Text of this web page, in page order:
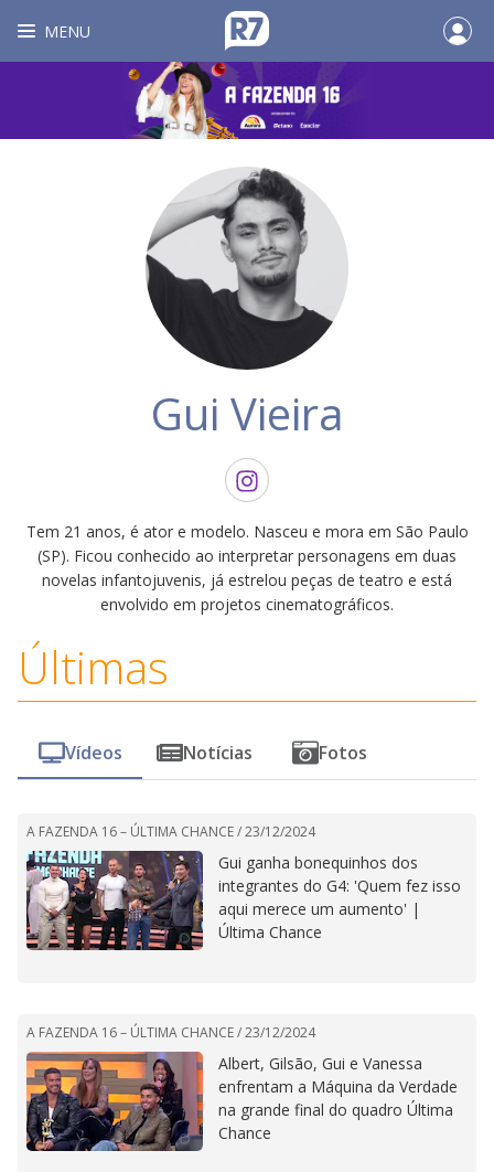
MENU
Gui Vieira
Tem 21 anos, é ator e modelo. Nasceu e mora em São Paulo
(SP). Ficou conhecido ao interpretar personagens em duas
novelas infantojuvenis, já estrelou peças de teatro e está
envolvido em projetos cinematográficos.
Últimas
Vídeos Notícias Fotos
A FAZENDA 16 – ÚLTIMA CHANCE /23/12/2024
Gui ganha bonequinhos dos
integrantes do G4: 'Quem fez isso
aqui merece um aumento' |
Última Chance
A FAZENDA 16 – ÚLTIMA CHANCE /23/12/2024
Albert, Gilsão, Gui e Vanessa
enfrentam a Máquina da Verdade
na grande final do quadro Última
Chance